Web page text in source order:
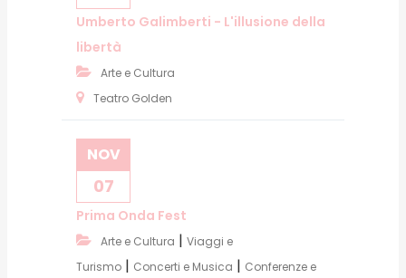
Umberto Galimberti - L'illusione della
libertà
Arte e Cultura
Teatro Golden
NOV
07
Prima Onda Fest
Arte e Cultura | Viaggi e
Turismo | Concerti e Musica | Conferenze e